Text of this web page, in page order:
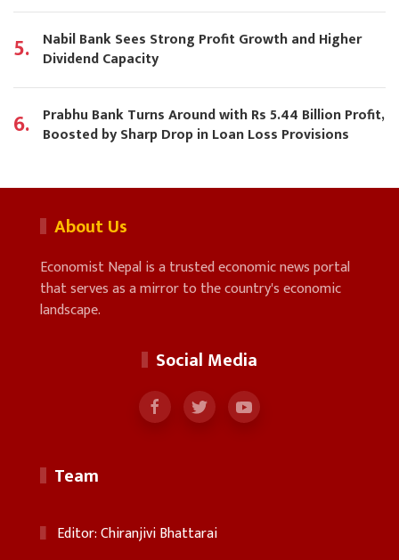
5. Nabil Bank Sees Strong Profit Growth and Higher
Dividend Capacity
6. Prabhu Bank Turns Around with Rs 5.44 Billion Profit,
Boosted by Sharp Drop in Loan Loss Provisions
About Us
Economist Nepal is a trusted economic news portal
that serves as a mirror to the country's economic
landscape.
Social Media
Team
Editor: Chiranjivi Bhattarai